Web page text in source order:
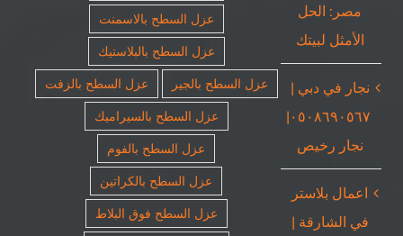
مصر: الحل
الأمثل لبيتك
نجار في دبي |
٠٥٠٨٦٩٠٥٦٧|
نجار رخيص
اعمال بلاستر
في الشارقة |
عزل السطح بالاسمنت
عزل السطح بالبلاستيك
عزل السطح بالجير
عزل السطح بالزفت
عزل السطح بالسيراميك
عزل السطح بالفوم
عزل السطح بالكراتين
عزل السطح فوق البلاط